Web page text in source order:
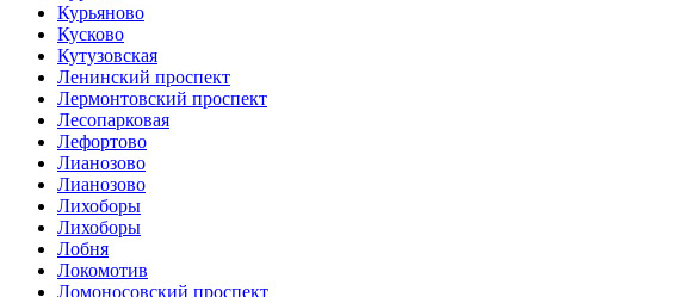
Курьяново
Кусково
Кутузовская
Ленинский проспект
Лермонтовский проспект
Лесопарковая
Лефортово
Лианозово
Лианозово
Лихоборы
Лихоборы
Лобня
Локомотив
Ломоносовский проспект